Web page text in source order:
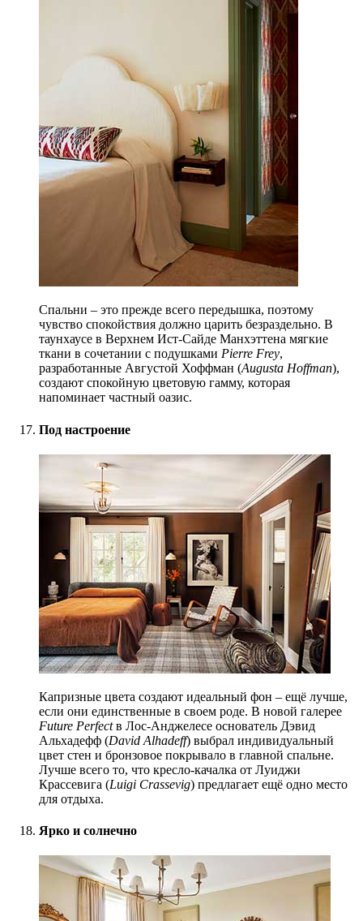
Спальни – это прежде всего передышка, поэтому
чувство спокойствия должно царить безраздельно. В
таунхаусе в Верхнем Ист-Сайде Манхэттена мягкие
ткани в сочетании с подушками Pierre Frey,
разработанные Августой Хоффман (Augusta Hoffman),
создают спокойную цветовую гамму, которая
напоминает частный оазис.
Под настроение
Капризные цвета создают идеальный фон – ещё лучше,
если они единственные в своем роде. В новой галерее
Future Perfectв Лос-Анджелесе основатель Дэвид
Альхадефф (David Alhadeff) выбрал индивидуальный
цвет стен и бронзовое покрывало в главной спальне.
Лучше всего то, что кресло-качалка от Луиджи
Крассевига (Luigi Crassevig) предлагает ещё одно место
для отдыха.
Ярко и солнечно